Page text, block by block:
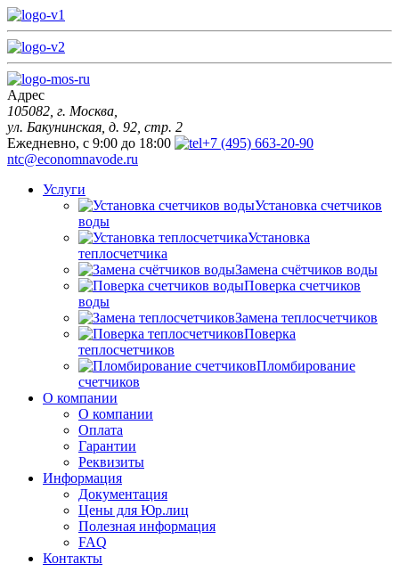
Адрес
105082, г. Москва,
ул. Бакунинская, д. 92, стр. 2
Ежедневно, с 9:00 до 18:00
+7 (495) 663-20-90
ntc@economnavode.ru
Услуги
Установка счетчиков
воды
Установка
теплосчетчика
Замена счётчиков воды
Поверка счетчиков
воды
Замена теплосчетчиков
Поверка
теплосчетчиков
Пломбирование
счетчиков
О компании
О компании
Оплата
Гарантии
Реквизиты
Информация
Документация
Цены для Юр.лиц
Полезная информация
FAQ
Контакты